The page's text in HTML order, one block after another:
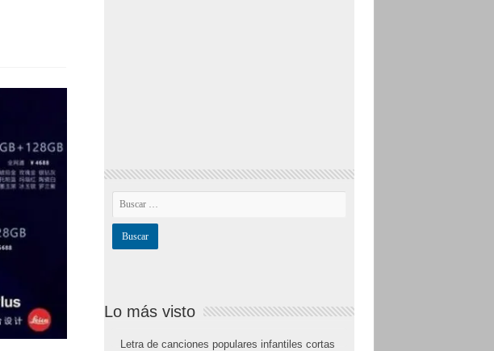
Lo más visto
Letra de canciones populares infantiles cortas